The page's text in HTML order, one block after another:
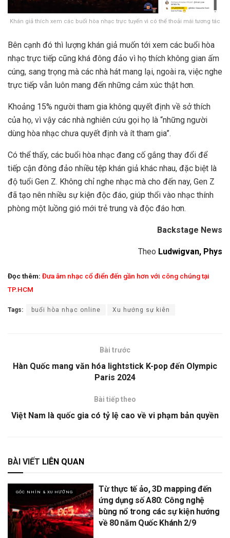
Khán giả thích xem các buổi hòa nhạc trực tuyến vì có thể thoải mái tương tác
Bên cạnh đó thì lượng khán giả muốn tới xem các buổi hòa
nhạc trực tiếp cũng khá đông đảo vì họ thích không gian ấm
cúng, sang trọng mà các nhà hát mang lại, ngoài ra, việc nghe
trực tiếp vẫn luôn mang đến những cảm xúc thật hơn.
Khoảng 15% người tham gia không quyết định về sở thích
của họ, vì vậy các nhà nghiên cứu gọi họ là “những người
dùng hòa nhạc chưa quyết định và ít tham gia”.
Có thể thấy, các buổi hòa nhạc đang cố gắng thay đổi để
tiếp cận đông đảo nhiều tệp khán giả khác nhau, đặc biệt là
độ tuổi Gen Z. Không chỉ nghe nhạc mà cho đến nay, Gen Z
đã tạo nên nhiều sự kiện độc đáo, giúp thổi vào nhạc thính
phòng một luồng gió mới trẻ trung và độc đáo hơn.
Backstage News
Theo Ludwigvan, Phys
Đọc thêm: Đưa âm nhạc cổ điển đến gần hơn với công chúng tại
TP.HCM
Tags: buổi hòa nhạc online Xu hướng sự kiên
Bài trước
Hàn Quốc mang văn hóa lightstick K-pop đến Olympic
Paris 2024
Bài tiếp theo
Việt Nam là quốc gia có tỷ lệ cao về vi phạm bản quyền
BÀI VIẾT LIÊN QUAN
GÓC NHÌN & XU HƯỚNG
Từ thực tế ảo, 3D mapping đến
ứng dụng số A80: Công nghệ
bùng nổ trong các sự kiện hướng
về 80 năm Quốc Khánh 2/9